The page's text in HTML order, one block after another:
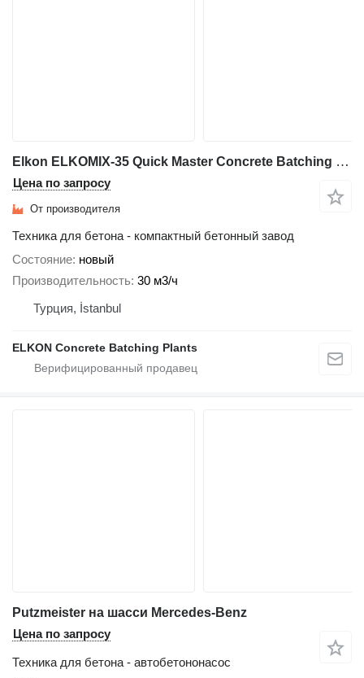
Elkon ELKOMIX-35 Quick Master Concrete Batching Plant
Цена по запросу
От производителя
Техника для бетона - компактный бетонный завод
Состояние новый
Производительность 30 м3/ч
Турция, İstanbul
ELKON Concrete Batching Plants
Putzmeister на шасси Mercedes-Benz
Цена по запросу
Техника для бетона - автобетононасос